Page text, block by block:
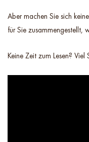
Aber machen Sie sich
für Sie zusammengestellt,
Keine Zeit zum Lesen?